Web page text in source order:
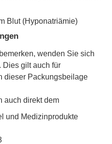
Blut (Hyponatriämie)
wenden Sie sich
Dies gilt auch für
dieser Packungsbeilage
auch direkt dem
und Medizinprodukte